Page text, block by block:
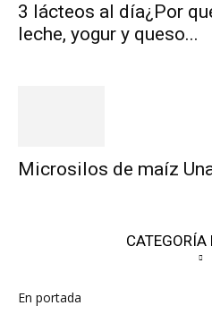
3 lácteos al día¿Por
leche, yogur y queso...
Microsilos de maíz
CATEGORÍA
En portada